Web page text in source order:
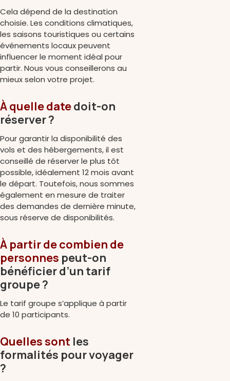
Cela dépend de la destination
choisie. Les conditions climatiques,
les saisons touristiques ou certains
événements locaux peuvent
influencer le moment idéal pour
partir. Nous vous conseillerons au
mieux selon votre projet.
À quelle datedoit-on
réserver ?
Pour garantir la disponibilité des
vols et des hébergements, il est
conseillé de réserver le plus tôt
possible, idéalement 12 mois avant
le départ. Toutefois, nous sommes
également en mesure de traiter
des demandes de dernière minute,
sous réserve de disponibilités.
À partir de combien de
personnes peut-on
bénéficier d’un tarif
groupe ?
Le tarif groupe s’applique à partir
de 10 participants.
Quelles sont les
formalités pour voyager
?